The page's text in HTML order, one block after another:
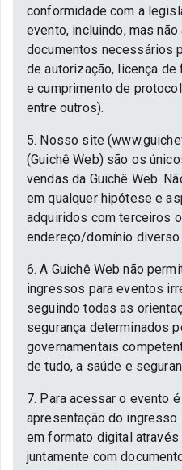
conformidade com a
evento, incluindo, mas
documentos necessários
de autorização, licença de
e cumprimento de
entre outros).
5. Nosso site
(Guichê Web) são os
vendas da Guichê Web.
em qualquer hipótese e
adquiridos com terceiros
endereço/domínio
6. A Guichê Web não
ingressos para eventos
seguindo todas as
segurança determinados
governamentais
de tudo, a saúde e
7. Para acessar o evento
apresentação do
em formato digital através
juntamente com